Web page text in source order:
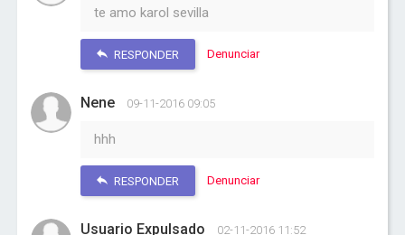
te amo karol sevilla
RESPONDER Denunciar
Nene 09-11-2016 09:05
hhh
RESPONDER Denunciar
Usuario Expulsado 02-11-2016 11:52